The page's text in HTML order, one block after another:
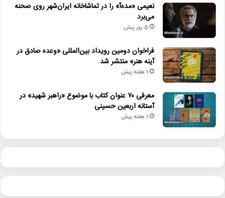
نعیمی «مده‌آ» را در تماشاخانه ایران‌شهر روی صحنه
می‌برد
5 روز پیش
فراخوان دومین رویداد بین‌المللی «وعده صادق در
آینه هنر» منتشر شد
1 هفته پیش
معرفی ۷۰ عنوان کتاب با موضوع «راهبر شهید» در
آستانه اربعین حسینی
1 هفته پیش